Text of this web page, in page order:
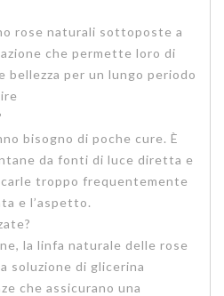
rose naturali sottoposte a
che permette loro di
bellezza per un lungo periodo
bisogno di poche cure. È
da fonti di luce diretta e
troppo frequentemente
e l’aspetto.
la linfa naturale delle rose
soluzione di glicerina
che assicurano una